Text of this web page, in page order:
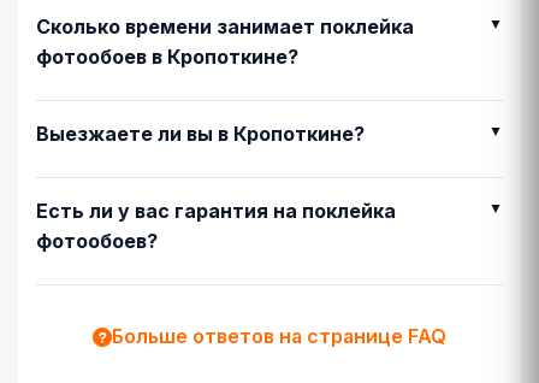
Сколько времени занимает поклейка
фотообоев в Кропоткине?
Выезжаете ли вы в Кропоткине?
Есть ли у вас гарантия на поклейка
фотообоев?
Больше ответов на странице FAQ